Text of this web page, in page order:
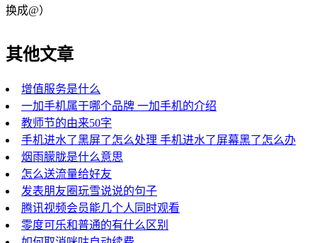
换成@）
其他文章
增值服务是什么
一加手机属于哪个品牌 一加手机的介绍
教师节的由来50字
手机进水了黑屏了怎么处理 手机进水了屏幕黑了怎么办
烟雨朦胧是什么意思
怎么送流量给好友
发表朋友圈玩雪说说的句子
腾讯视频会员能几个人同时观看
零度可乐和普通的有什么区别